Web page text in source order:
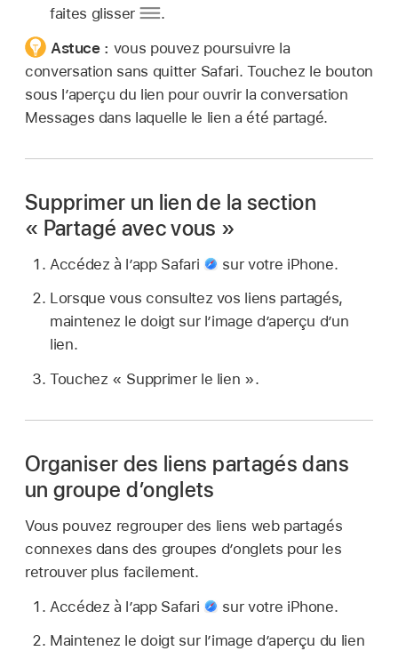
faites glisser
.
Astuce : vous pouvez poursuivre la
conversation sans quitter Safari. Touchez le bouton
sous l’aperçu du lien pour ouvrir la conversation
Messages dans laquelle le lien a été partagé.
Supprimer un lien de la section
« Partagé avec vous »
Accédez à l’app Safari
sur votre iPhone.
Lorsque vous consultez vos liens partagés,
maintenez le doigt sur l’image d’aperçu d’un
lien.
Touchez « Supprimer le lien ».
Organiser des liens partagés dans
un groupe d’onglets
Vous pouvez regrouper des liens web partagés
connexes dans des groupes d’onglets pour les
retrouver plus facilement.
Accédez à l’app Safari
sur votre iPhone.
Maintenez le doigt sur l’image d’aperçu du lien